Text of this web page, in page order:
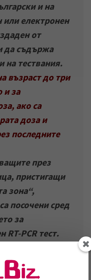
и на
или електронен
от
да съдържа
на тествания.
възраст до три
и за
ако са
доза и
последните
през
пристигащи
зона“,
посочени сред
за
RT-PCR тест.